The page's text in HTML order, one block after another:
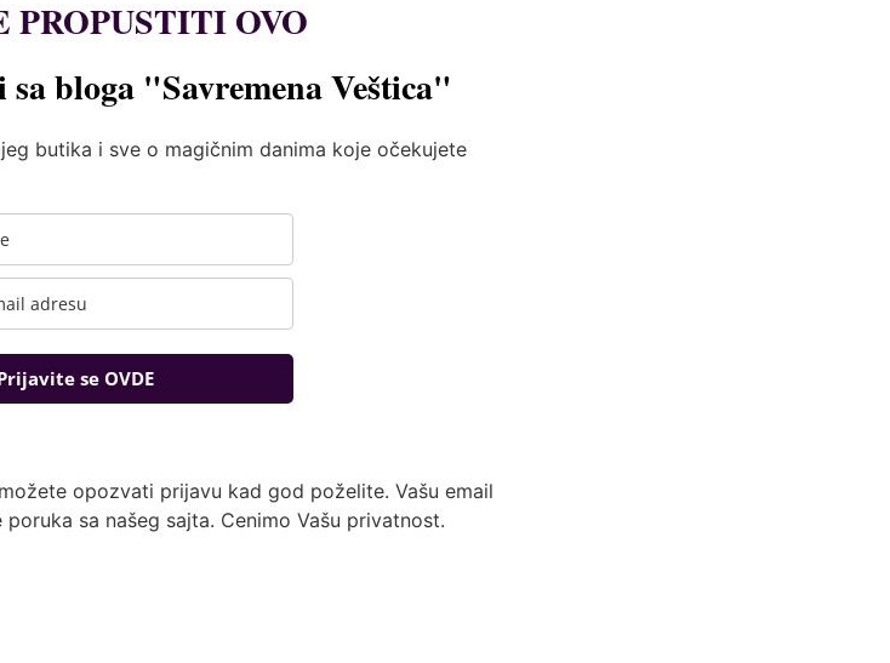
PROPUSTITI OVO
sa bloga "Savremena Veštica"
butika i sve o magičnim danima koje očekujete
se OVDE
opozvati prijavu kad god poželite. Vašu email
sa našeg sajta. Cenimo Vašu privatnost.